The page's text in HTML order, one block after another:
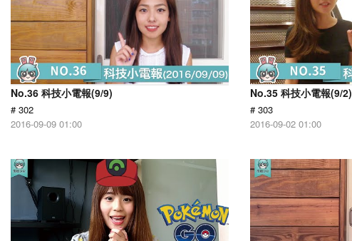
No.36 科技小電報(9/9)
# 302
2016-09-09 01:00
No.35 科技小電報(9/2)
# 303
2016-09-02 01:00